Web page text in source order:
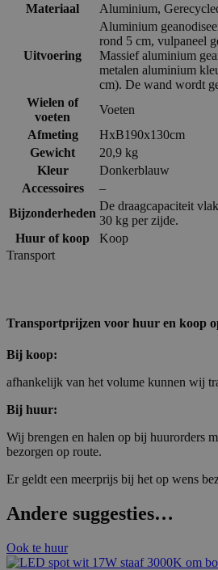
Materiaal
Aluminium,
Uitvoering
Aluminium
rond 5 cm, vulpaneel
Massief aluminium
metalen aluminium
cm). De wand wordt
Wielen of
voeten
Voeten
Afmeting
HxB190x130cm
Gewicht
20,9 kg
Kleur
Donkerblauw
Accessoires
–
Bijzonderheden
De draagcapaciteit
30 kg per zijde.
Huur of koop
Koop
Transport
Transportprijzen voor huur en koop
Bij koop:
afhankelijk van het volume kunnen wij
Bij huur:
Wij brengen en halen op bij huurorders
bezorgen op route.
Er geldt een meerprijs bij het op wens
Andere suggesties…
Ook te huur